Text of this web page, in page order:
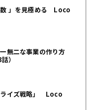
数 」を見極める Loco
無二な事業の作り方
）
ライズ戦略」 Loco